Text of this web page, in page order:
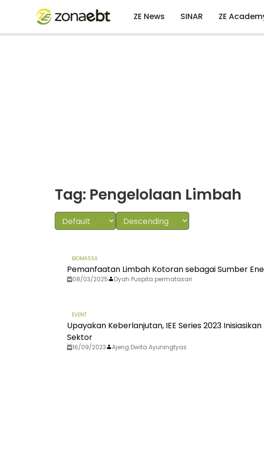
ZE News SINAR ZE
Tag: Pengelolaan Limbah
BIOMASSA
Pemanfaatan Limbah Kotoran sebagai Sumber
08/03/2025 Dyah Puspita permatasari
EVENT
Upayakan Keberlanjutan, IEE Series 2023
Sektor
16/09/2023 Ajeng Dwita Ayuningtyas